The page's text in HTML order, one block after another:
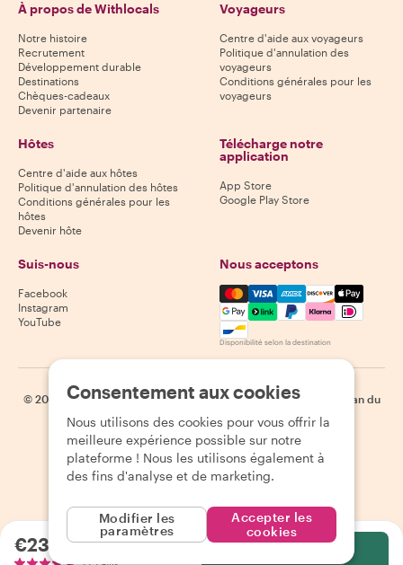
€23.90par personne
À propos de Withlocals
Notre histoire
Recrutement
Développement durable
Destinations
Chèques-cadeaux
Devenir partenaire
Voyageurs
Centre d'aide aux voyageurs
Politique d'annulation des
voyageurs
Conditions générales pour les
voyageurs
Hôtes
Centre d'aide aux hôtes
Politique d'annulation des hôtes
Conditions générales pour les
hôtes
Devenir hôte
Télécharge notre
application
App Store
Google Play Store
Suis-nous
Facebook
Instagram
YouTube
Nous acceptons
Mastercard, Visa, Amex,
Disponibilité selon la destination
© 2026 Withlocals.com | Politique de confidentialité | Cookies
Plan du
site
Consentement aux cookies
Nous utilisons des cookies pour vous offrir la
meilleure expérience possible sur notre
plateforme ! Nous les utilisons également à
des fins d'analyse et de marketing.
Modifier les
paramètres
Accepter les
cookies